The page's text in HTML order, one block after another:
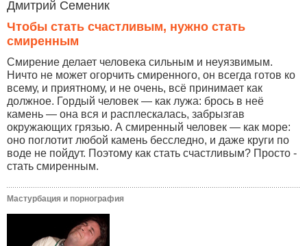
Дмитрий Семеник
Чтобы стать счастливым, нужно стать
смиренным
Смирение делает человека сильным и неуязвимым.
Ничто не может огорчить смиренного, он всегда готов ко
всему, и приятному, и не очень, всё принимает как
должное. Гордый человек — как лужа: брось в неё
камень — она вся и расплескалась, забрызгав
окружающих грязью. А смиренный человек — как море:
оно поглотит любой камень бесследно, и даже круги по
воде не пойдут. Поэтому как стать счастливым? Просто -
стать смиренным.
Мастурбация и порнография